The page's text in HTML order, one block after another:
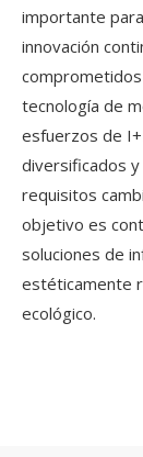
importante
innovación
tecnología de
esfuerzos de
diversificados
requisitos
objetivo es
soluciones de
estéticamente
ecológico.